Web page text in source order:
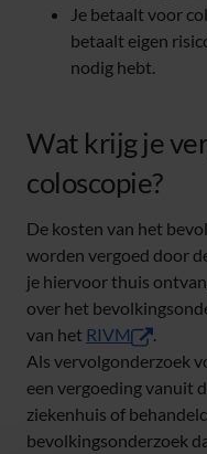
Je betaalt voor
betaalt eigen
nodig hebt.
Wat krijg je
coloscopie?
De kosten van het
worden vergoed door
je hiervoor thuis
over het
van het RIVM(opent in
Als vervolgonderzoek
een vergoeding vanuit
ziekenhuis of
bevolkingsonderzoek